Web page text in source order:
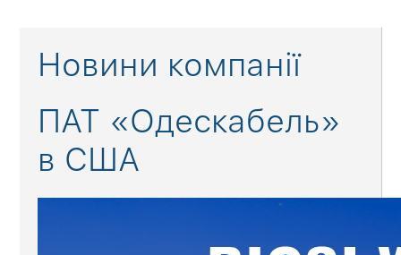
Новини компанії
ПАТ «Одескабель»
в США